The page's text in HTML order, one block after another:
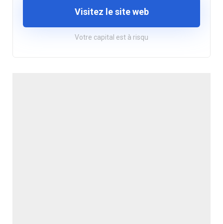
Visitez le site web
Votre capital est à risqu